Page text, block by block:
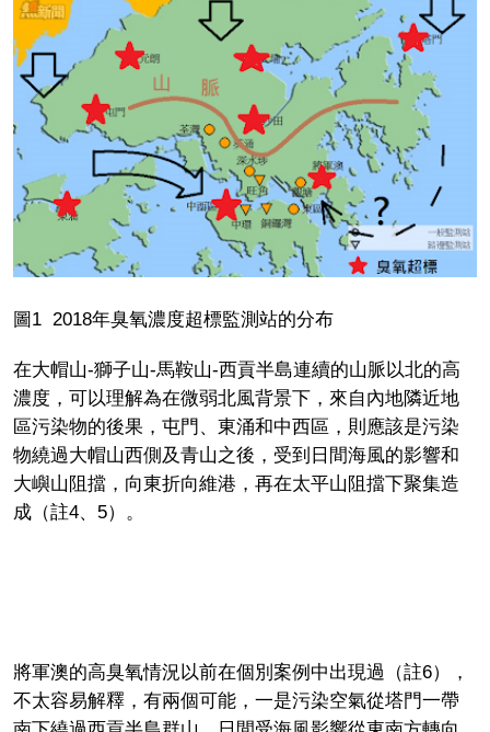
圖1 2018年臭氧濃度超標監測站的分布
在大帽山-獅子山-馬鞍山-西貢半島連續的山脈以北的高
濃度，可以理解為在微弱北風背景下，來自內地隣近地
區污染物的後果，屯門、東涌和中西區，則應該是污染
物繞過大帽山西側及青山之後，受到日間海風的影響和
大嶼山阻擋，向東折向維港，再在太平山阻擋下聚集造
成（註4、5）。
將軍澳的高臭氧情況以前在個別案例中出現過（註6），
不太容易解釋，有兩個可能，一是污染空氣從塔門一帶